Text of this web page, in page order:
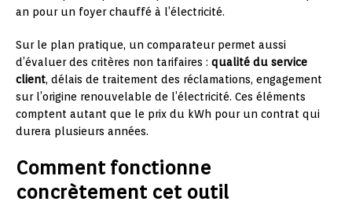
an pour un foyer chauffé à l’électricité.
Sur le plan pratique, un comparateur permet aussi
d’évaluer des critères non tarifaires : qualité du service
client, délais de traitement des réclamations, engagement
sur l’origine renouvelable de l’électricité. Ces éléments
comptent autant que le prix du kWh pour un contrat qui
durera plusieurs années.
Comment fonctionne
concrètement cet outil